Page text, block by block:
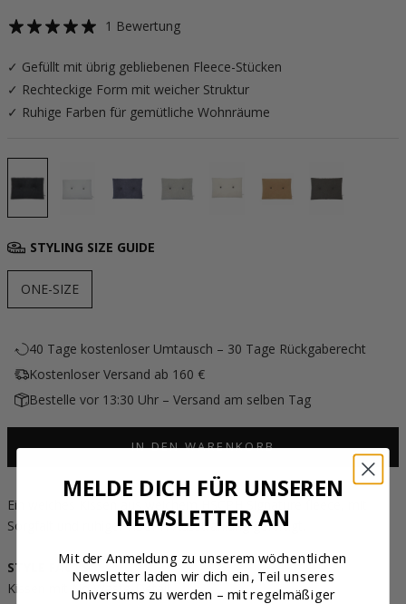
1 Bewertung
✓ Gefüllt mit übrig gebliebenen Fleece-Stücken
✓ Rechteckige Form mit weicher Struktur
✓ Ruhige Farben für gemütliche Wohnräume
STYLING SIZE GUIDE
ONE-SIZE
40 Tage kostenloser Umtausch – 30 Tage Rückgaberecht
Kostenloser Versand ab 160 €
Bestelle vor 13:30 Uhr – Versand am selben Tag
IN DEN WARENKORB
Ein weiches Kissen aus weichem HSCPH Signature fleece, mit
Sorgfalt und ruhiger HSCPH-Ausstrahlung gefertigt.
STYLE FACTS
Kissen mit No Waste-Detail.
MELDE DICH FÜR UNSEREN
NEWSLETTER AN
Mit der Anmeldung zu unserem wöchentlichen
Newsletter laden wir dich ein, Teil unseres
Universums zu werden – mit regelmäßiger